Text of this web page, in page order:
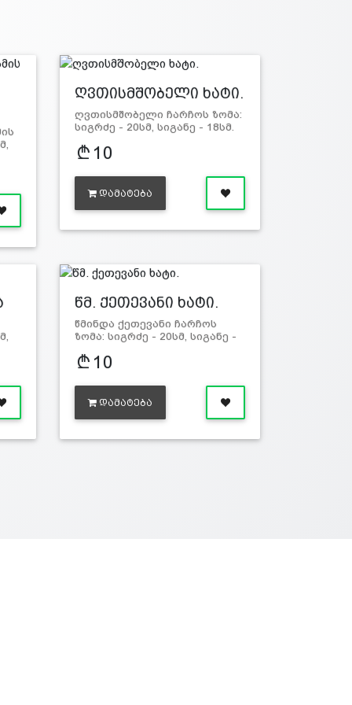
ღვთისმშობელი ხატი.
ღვთისმშობელი ჩარჩოს ზომა:
სიგრძე - 20სმ, სიგანე - 18სმ.
10
ᲓᲐᲛᲐᲢᲔᲑᲐ
წმ. ქეთევანი ხატი.
წმინდა ქეთევანი ჩარჩოს
ზომა: სიგრძე - 20სმ, სიგანე -
10
ᲓᲐᲛᲐᲢᲔᲑᲐ